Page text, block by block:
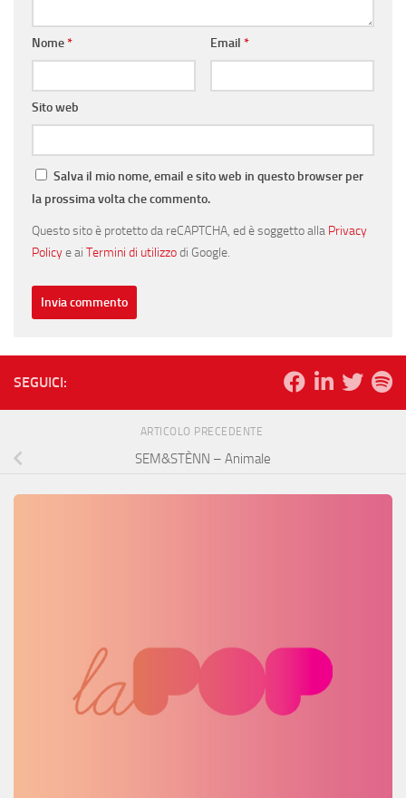
Nome* Email *
Sito web
Salva il mio nome, email e sito web in questo browser per
la prossima volta che commento.
Questo sito è protetto da reCAPTCHA, ed è soggetto alla Privacy
Policye ai Termini di utilizzodi Google.
SEGUICI:
ARTICOLO PRECEDENTE
SEM&STÈNN – Animale